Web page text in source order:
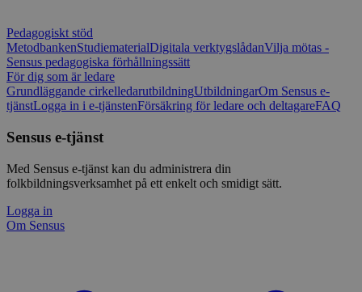
Pedagogiskt stöd
MetodbankenStudiematerialDigitala verktygslådanVilja mötas -
Sensus pedagogiska förhållningssätt
För dig som är ledare
Grundläggande cirkelledarutbildningUtbildningarOm Sensus e-
tjänstLogga in i e-tjänstenFörsäkring för ledare och deltagareFAQ
Sensus e-tjänst
Med Sensus e-tjänst kan du administrera din
folkbildningsverksamhet på ett enkelt och smidigt sätt.
Logga in
Om Sensus